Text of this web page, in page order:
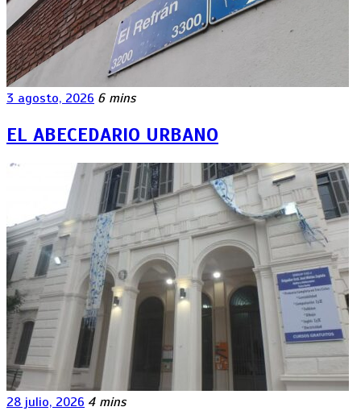
3 agosto, 2026 6 mins
EL ABECEDARIO URBANO
28 julio, 2026 4 mins